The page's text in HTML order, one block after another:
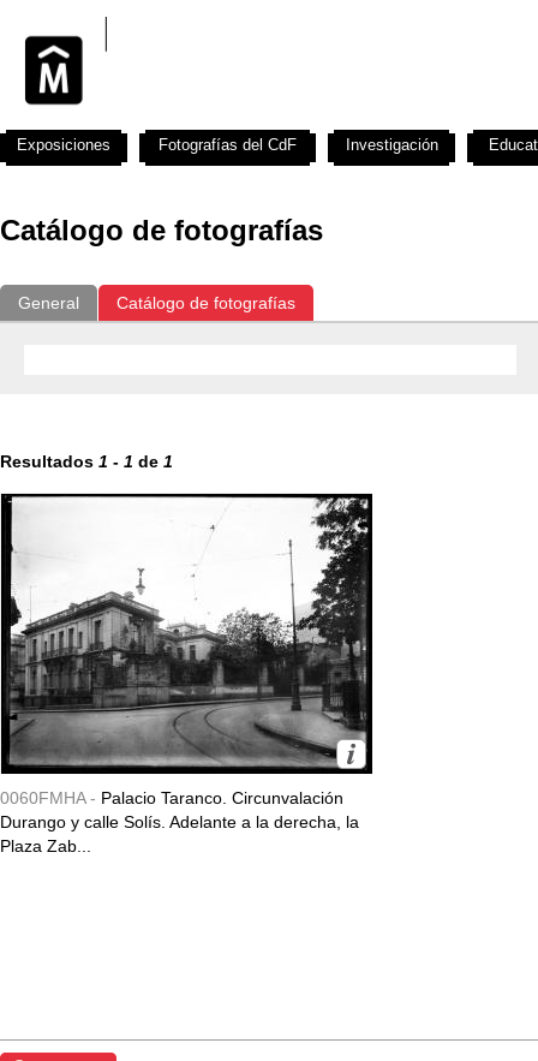
Catálogo de fotografías
General Catálogo de fotografías
Resultados 1 - 1 de 1
0060FMHA - Palacio Taranco. Circunvalación
Durango y calle Solís. Adelante a la derecha, la
Plaza Zab...
Exposiciones Fotografías del CdF Investigación